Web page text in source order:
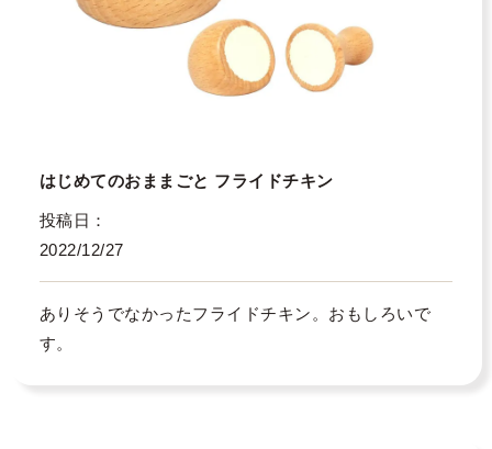
はじめてのおままごと フライドチキン
投稿日
2022/12/27
ありそうでなかったフライドチキン。おもしろいで
す。